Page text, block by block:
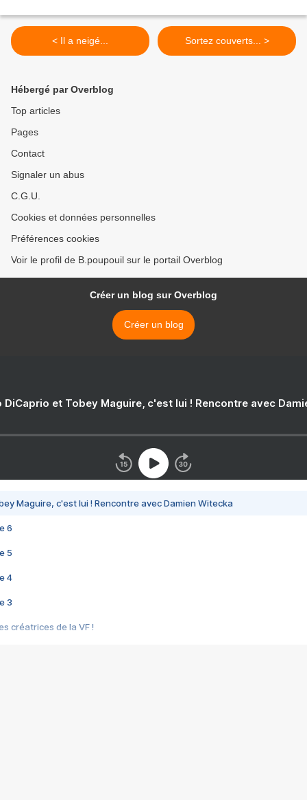
< Il a neigé... Sortez couverts... >
Hébergé par Overblog
Top articles
Pages
Contact
Signaler un abus
C.G.U.
Cookies et données personnelles
Préférences cookies
Voir le profil de B.poupouil sur le portail Overblog
Créer un blog sur Overblog
Créer un blog
DiCaprio et Tobey Maguire, c'est lui ! Rencontre avec
Maguire, c'est lui ! Rencontre avec Damien Witecka
6
5
4
3
créatrices de la VF !